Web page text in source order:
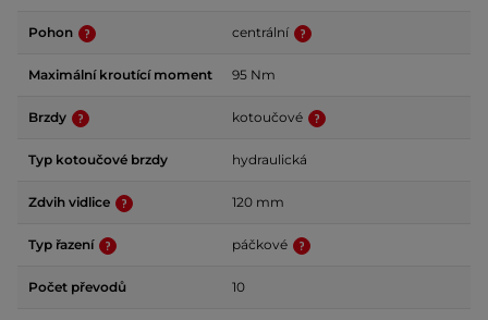
Pohon centrální
Maximální kroutící moment 95 Nm
Brzdy kotoučové
Typ kotoučové brzdy hydraulická
Zdvih vidlice 120 mm
Typ řazení páčkové
Počet převodů 10